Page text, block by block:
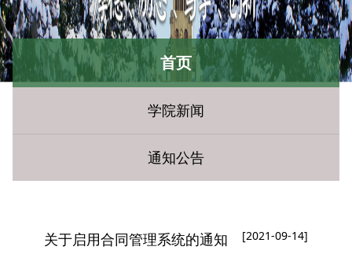
首页
学院新闻
通知公告
关于启用合同管理系统的通知 [2021-09-14]